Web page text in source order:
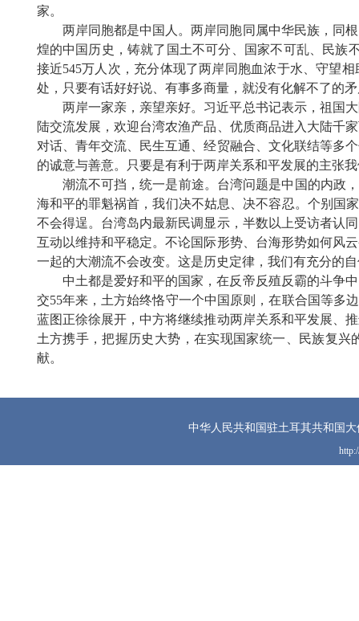
家。
两岸同胞都是中国人。两岸同胞同属中华民族，同
煌的中国历史，铸就了国土不可分、国家不可乱、民族
接近545万人次，充分体现了两岸同胞血浓于水、守望
处，只要有话好好说、有事多商量，就没有化解不了的
两岸一家亲，亲望亲好。 习近平总书记表示，祖国
陆交流发展，欢迎台湾农渔产品、优质商品进入大陆千
对话、青年交流、民生互通、经贸融合、文化联结等多
的诚意与善意。只要是有利于两岸关系和平发展的主张
潮流不可挡，统一是前途。 台湾问题是中国的内政
海和平的罪魁祸首，我们决不姑息、决不容忍。个别国
不会得逞。台湾岛内最新民调显示，半数以上受访者认
互动以维持和平稳定。不论国际形势、台海形势如何风
一起的大潮流不会改变。这是历史定律，我们有充分的
中土都是爱好和平的国家，在反帝反殖反霸的斗争
交55年来，土方始终恪守一个中国原则，在联合国等多
蓝图正徐徐展开，中方将继续推动两岸关系和平发展、
土方携手，把握历史大势，在实现国家统一、民族复
献。
中华人民共和国驻土耳其共和国大